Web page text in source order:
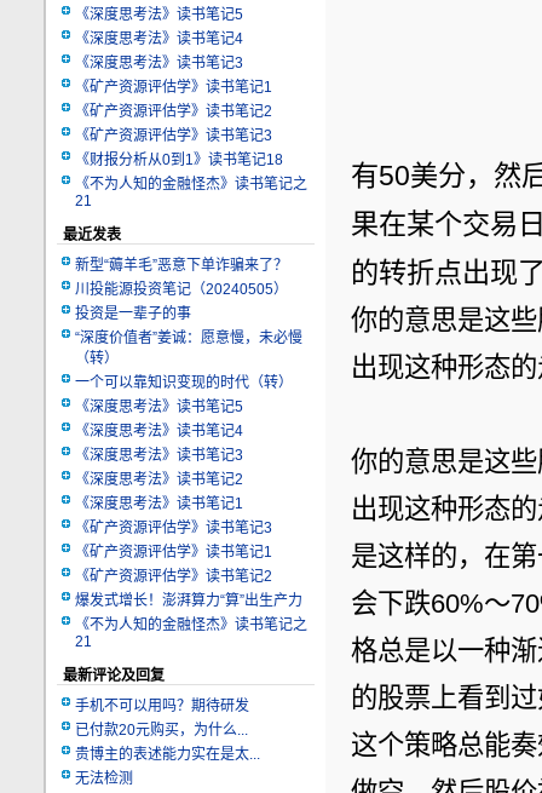
《深度思考法》读书笔记5
《深度思考法》读书笔记4
《深度思考法》读书笔记3
《矿产资源评估学》读书笔记1
《矿产资源评估学》读书笔记2
《矿产资源评估学》读书笔记3
《财报分析从0到1》读书笔记18
《不为人知的金融怪杰》读书笔记之
21
最近发表
新型“薅羊毛”恶意下单诈骗来了？
川投能源投资笔记（20240505）
投资是一辈子的事
“深度价值者”姜诚：愿意慢，未必慢
（转）
一个可以靠知识变现的时代（转）
《深度思考法》读书笔记5
《深度思考法》读书笔记4
《深度思考法》读书笔记3
《深度思考法》读书笔记2
《深度思考法》读书笔记1
《矿产资源评估学》读书笔记3
《矿产资源评估学》读书笔记1
《矿产资源评估学》读书笔记2
爆发式增长！澎湃算力“算”出生产力
《不为人知的金融怪杰》读书笔记之
21
最新评论及回复
手机不可以用吗？期待研发
已付款20元购买，为什么...
贵博主的表述能力实在是太...
无法检测
有50美分，然
果在某个交易
的转折点出现
你的意思是这
出现这种形态
你的意思是这
出现这种形态
是这样的，在
会下跌60%～
格总是以一种
的股票上看到
这个策略总能